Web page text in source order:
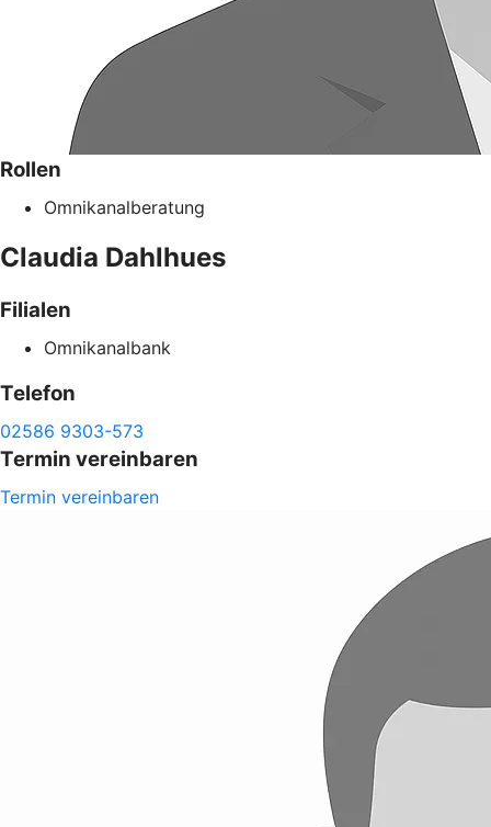
Rollen
Omnikanalberatung
Claudia Dahlhues
Filialen
Omnikanalbank
Telefon
02586 9303-573
Termin vereinbaren
Termin vereinbaren